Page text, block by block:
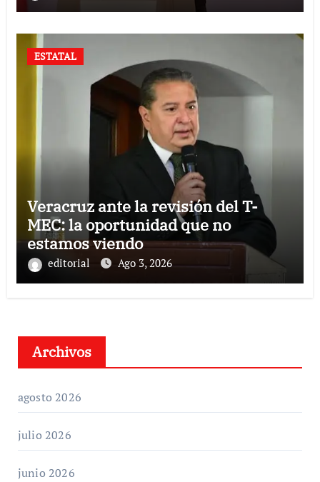
ESTATAL
Veracruz ante la revisión del T-
MEC: la oportunidad que no
estamos viendo
editorial Ago 3, 2026
Archivos
agosto 2026
julio 2026
junio 2026